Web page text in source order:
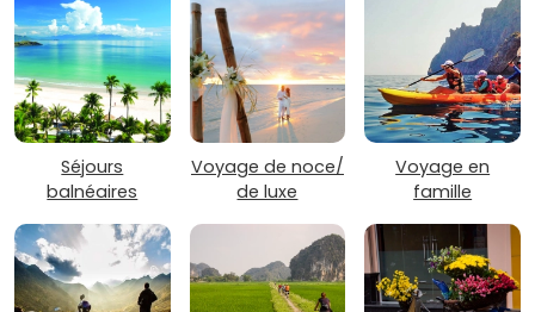
Séjours
balnéaires
Voyage de noce/
de luxe
Voyage en
famille